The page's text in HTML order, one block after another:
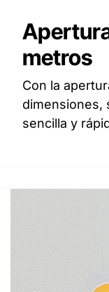
metros
Con la
dimensiones,
sencilla y